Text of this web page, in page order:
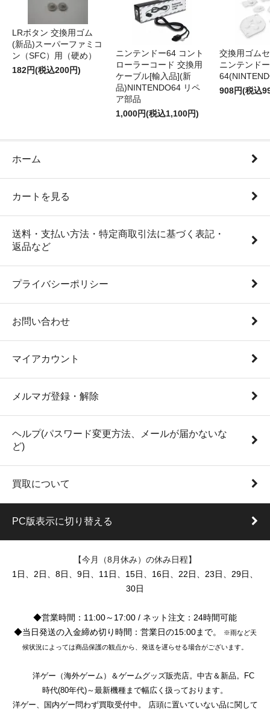
LRボタン 交換用ゴム
(新品)スーパーファミコ
ン（SFC）用（硬め）
182円(税込200円)
ニンテンドー64 コント
ローラーコード 交換用
ケーブル[輸入品](新
品)NINTENDO64 リペ
ア部品
1,000円(税込1,100円)
交換用ゴム
ニンテンドー
908円(税込
ホーム
カートを見る
送料・支払い方法・特定商取引法に基づく表記・
返品など
プライバシーポリシー
お問い合わせ
マイアカウント
メルマガ登録・解除
ヘルプ(パスワード変更方法、メールが届かないな
ど)
買取について
PC版表示に切り替える
【今月（8月休み）の休み日程】
1日、2日、8日、9日、11日、15日、16日、22日、23日、29日、
30日
◆営業時間：11:00～17:00 / ネット注文：24時間可能
◆当日発送の入金締め切り時間：営業日の15:00まで。
※雨など天
候状況によっては商品保護の観点から、発送を遅らせる場合がございます。
洋ゲー（海外ゲーム）＆ゲームグッズ販売店。中古＆新品。FC
時代(80年代)～最新機種まで幅広く扱っております。
洋ゲー、国内ゲー問わず買取受付中。 店頭に置いていない品に関して